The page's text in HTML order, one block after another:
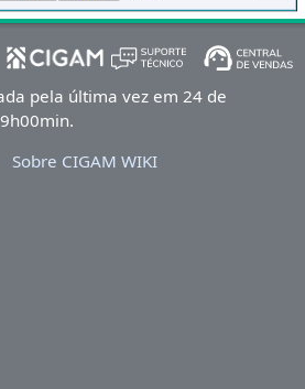
pela última vez em 24 de
Sobre CIGAM WIKI